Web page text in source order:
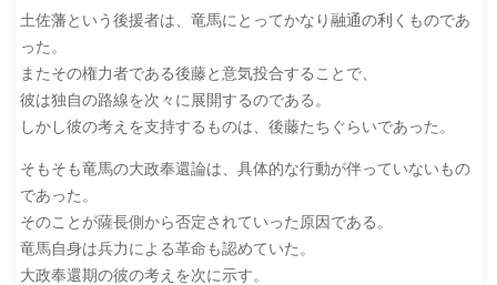
土佐藩という後援者は、竜馬にとってかなり融通の利くものであ
った。
またその権力者である後藤と意気投合することで、
彼は独自の路線を次々に展開するのである。
しかし彼の考えを支持するものは、後藤たちぐらいであった。
そもそも竜馬の大政奉還論は、具体的な行動が伴っていないもの
であった。
そのことが薩長側から否定されていった原因である。
竜馬自身は兵力による革命も認めていた。
大政奉還期の彼の考えを次に示す。